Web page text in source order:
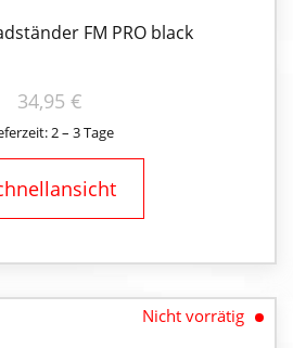
FM PRO black
34,95 €
2 – 3 Tage
Nicht vorrätig